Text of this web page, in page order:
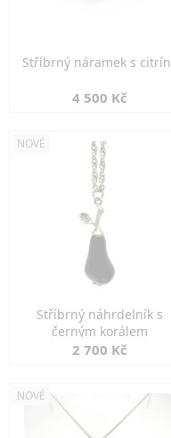
Stříbrný náramek s
4 500 Kč
NOVÉ
Stříbrný náhrdelník s
černým korálem
2 700 Kč
NOVÉ